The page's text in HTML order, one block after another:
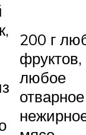
200 г
фруктов,
любое
отварное